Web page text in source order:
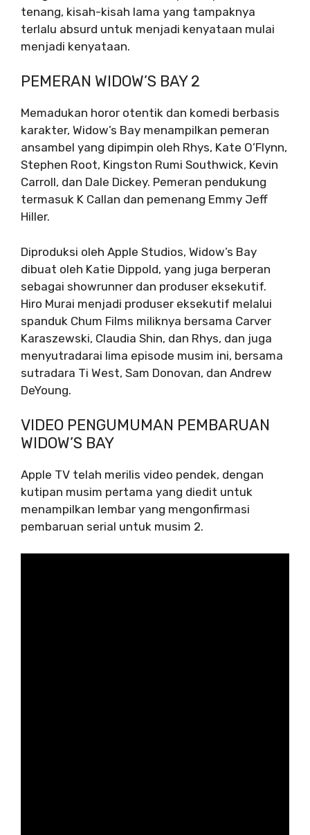
tenang, kisah-kisah lama yang tampaknya
terlalu absurd untuk menjadi kenyataan mulai
menjadi kenyataan.
PEMERAN WIDOW’S BAY 2
Memadukan horor otentik dan komedi berbasis
karakter, Widow’s Bay menampilkan pemeran
ansambel yang dipimpin oleh Rhys, Kate O’Flynn,
Stephen Root, Kingston Rumi Southwick, Kevin
Carroll, dan Dale Dickey. Pemeran pendukung
termasuk K Callan dan pemenang Emmy Jeff
Hiller.
Diproduksi oleh Apple Studios, Widow’s Bay
dibuat oleh Katie Dippold, yang juga berperan
sebagai showrunner dan produser eksekutif.
Hiro Murai menjadi produser eksekutif melalui
spanduk Chum Films miliknya bersama Carver
Karaszewski, Claudia Shin, dan Rhys, dan juga
menyutradarai lima episode musim ini, bersama
sutradara Ti West, Sam Donovan, dan Andrew
DeYoung.
VIDEO PENGUMUMAN PEMBARUAN
WIDOW’S BAY
Apple TV telah merilis video pendek, dengan
kutipan musim pertama yang diedit untuk
menampilkan lembar yang mengonfirmasi
pembaruan serial untuk musim 2.